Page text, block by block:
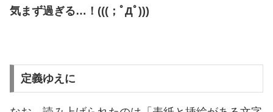
気まず過ぎる…！(((；ﾟДﾟ)))
定義ゆえに